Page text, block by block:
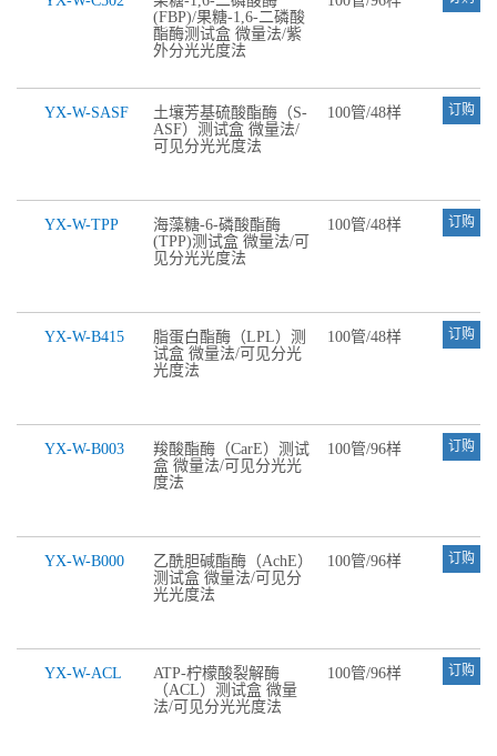
(FBP)/果糖-1,6-二磷酸
酯酶测试盒 微量法/紫
外分光光度法
YX-W-SASF
土壤芳基硫酸酯酶（S-
ASF）测试盒 微量法/
可见分光光度法
100管/48样 订购
YX-W-TPP
海藻糖-6-磷酸酯酶
(TPP)测试盒 微量法/可
见分光光度法
100管/48样 订购
YX-W-B415
脂蛋白酯酶（LPL）测
试盒 微量法/可见分光
光度法
100管/48样 订购
YX-W-B003
羧酸酯酶（CarE）测试
盒 微量法/可见分光光
度法
100管/96样 订购
YX-W-B000
乙酰胆碱酯酶（AchE）
测试盒 微量法/可见分
光光度法
100管/96样 订购
YX-W-ACL
ATP-柠檬酸裂解酶
（ACL）测试盒 微量
法/可见分光光度法
100管/96样 订购